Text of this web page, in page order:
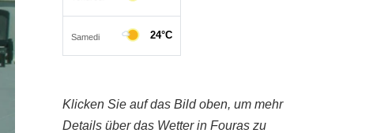
Klicken Sie auf das Bild oben, um mehr
Details über das Wetter in Fouras zu